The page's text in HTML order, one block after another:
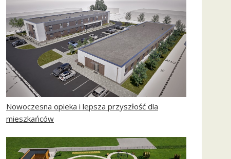
Nowoczesna opieka i lepsza przyszłość dla
mieszkańców